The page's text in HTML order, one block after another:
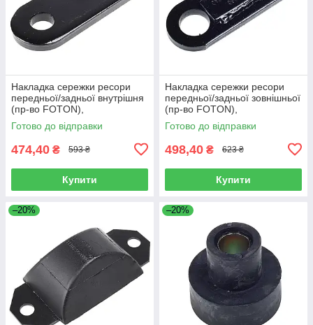
Накладка сережки ресори
передньої/задньої внутрішня
(пр-во FOTON),
L1292150200A0
Готово до відправки
474,40 ₴ 593 ₴
Купити
Накладка сережки ресори
передньої/задньої зовнішньої
(пр-во FOTON),
L1292150100A0
Готово до відправки
498,40 ₴ 623 ₴
Купити
–20% –20%